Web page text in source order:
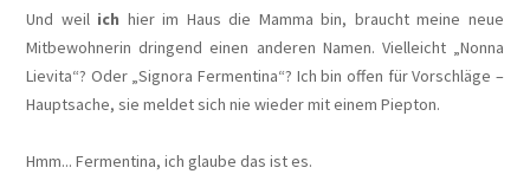
Und weil ich hier im Haus die Mamma bin, braucht meine neue
Mitbewohnerin dringend einen anderen Namen. Vielleicht „Nonna
Lievita“? Oder „Signora Fermentina“? Ich bin offen für Vorschläge –
Hauptsache, sie meldet sich nie wieder mit einem Piepton.
Hmm... Fermentina, ich glaube das ist es.